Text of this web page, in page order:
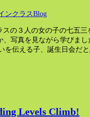
ンクラスBlog
スの３人の女の子の七五
、写真を見ながら学びま
を伝える子、誕生日会だ
Levels Climb!